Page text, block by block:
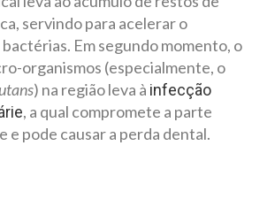
servindo para acelerar o
Em segundo momento, o
organismos (especialmente, o
) na região leva à infecção
, a qual compromete a parte
e pode causar a perda dental.